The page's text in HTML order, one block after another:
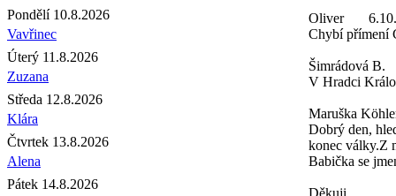
Pondělí 10.8.2026
Vavřinec
Úterý 11.8.2026
Zuzana
Středa 12.8.2026
Klára
Čtvrtek 13.8.2026
Alena
Pátek 14.8.2026
Oliver
Chybí přímení
Šimrádová B.
V Hradci
Maruška
Dobrý den,
konec války.Z
Babička se
Děkuji